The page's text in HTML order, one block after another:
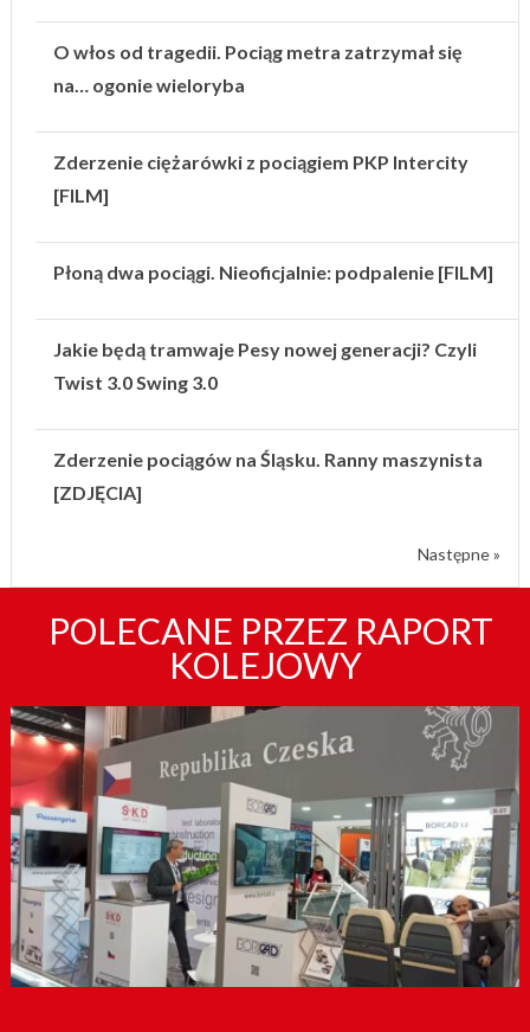
O włos od tragedii. Pociąg metra zatrzymał się
na… ogonie wieloryba
Zderzenie ciężarówki z pociągiem PKP Intercity
[FILM]
Płoną dwa pociągi. Nieoficjalnie: podpalenie [FILM]
Jakie będą tramwaje Pesy nowej generacji? Czyli
Twist 3.0 Swing 3.0
Zderzenie pociągów na Śląsku. Ranny maszynista
[ZDJĘCIA]
Następne »
POLECANE PRZEZ RAPORT
KOLEJOWY